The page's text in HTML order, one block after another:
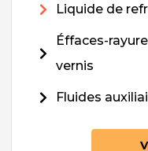
Liquide de
Éffaces-
vernis
Fluides